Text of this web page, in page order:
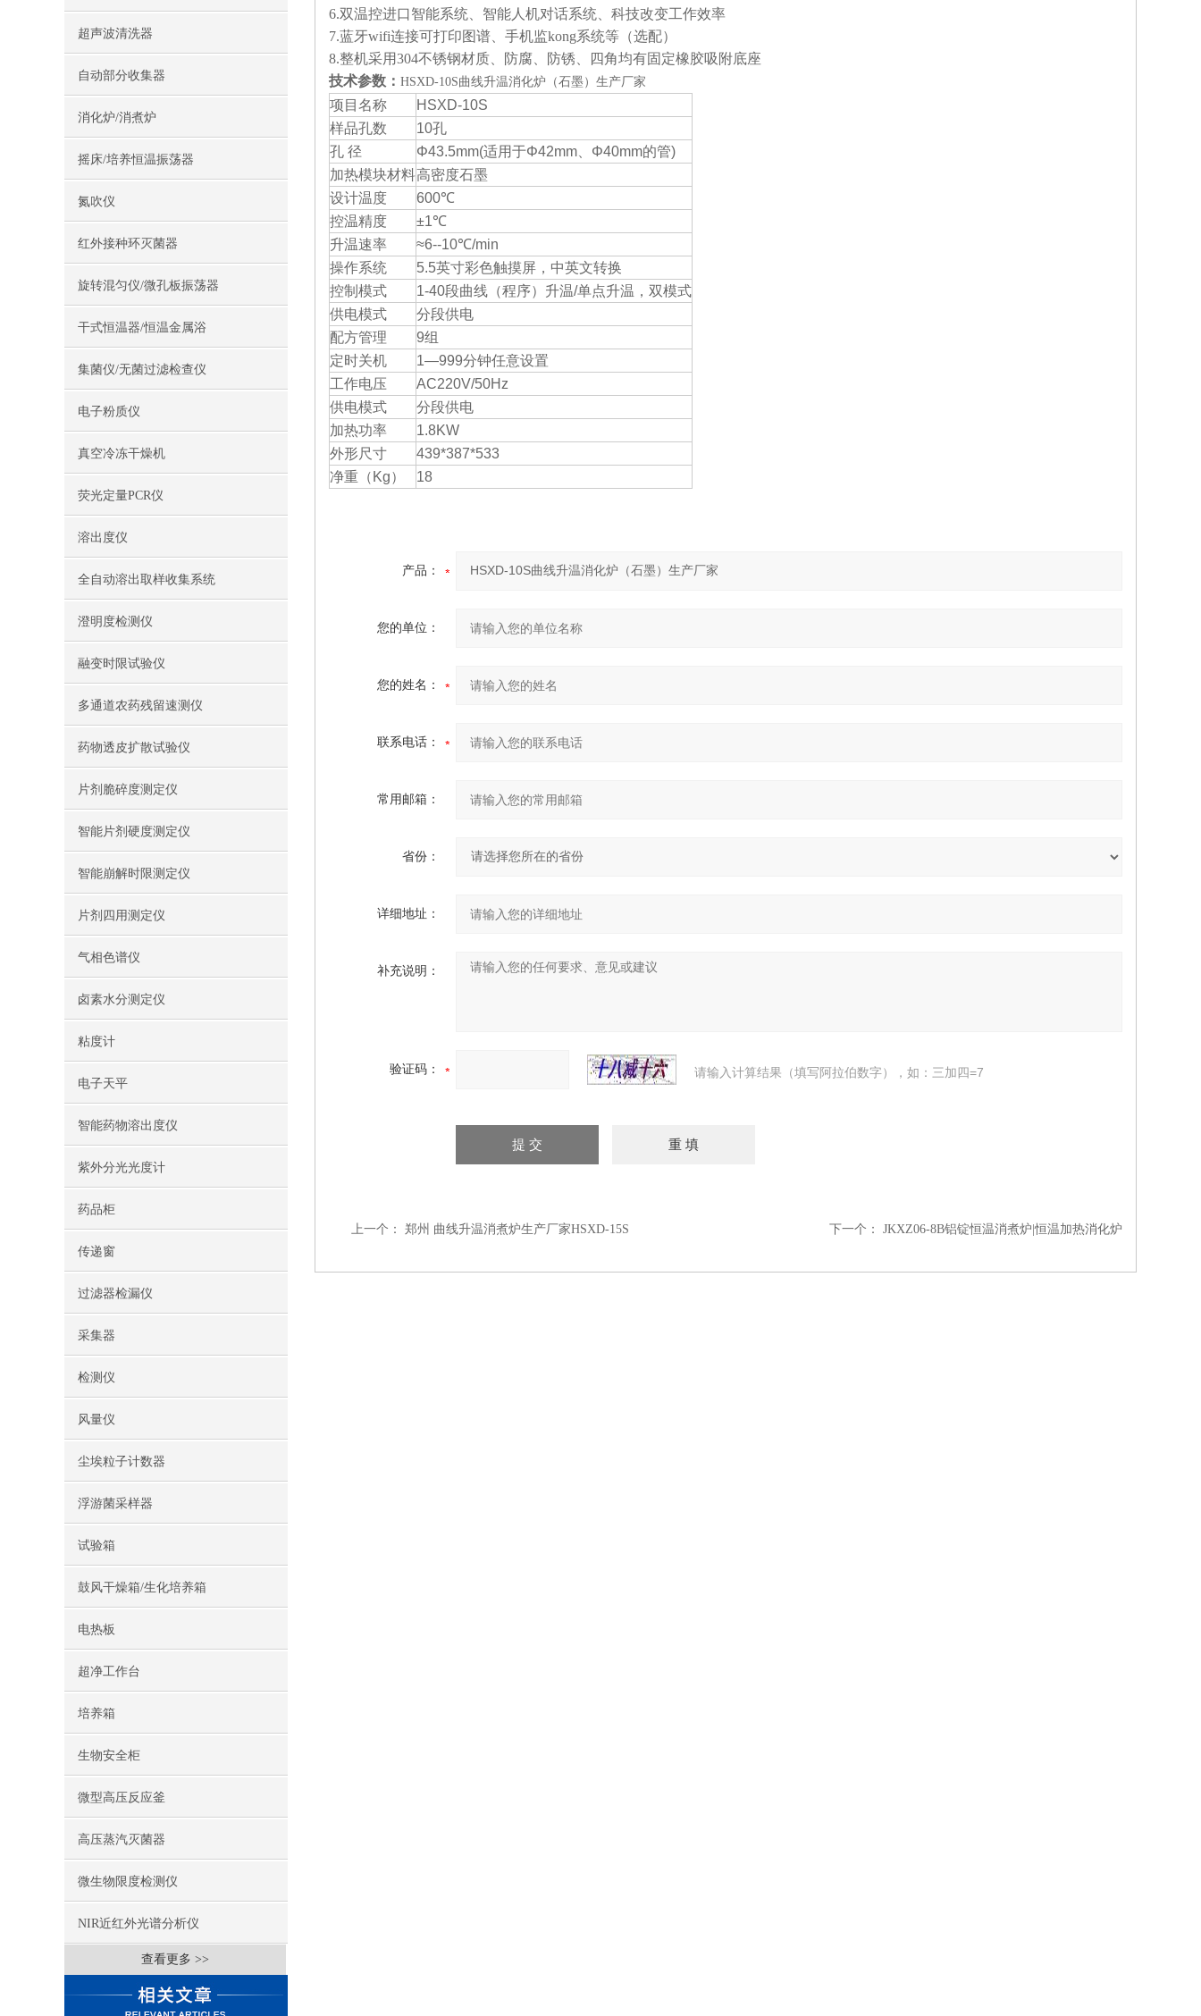
超声波清洗器
自动部分收集器
消化炉/消煮炉
摇床/培养恒温振荡器
氮吹仪
红外接种环灭菌器
旋转混匀仪/微孔板振荡器
干式恒温器/恒温金属浴
集菌仪/无菌过滤检查仪
电子粉质仪
真空冷冻干燥机
荧光定量PCR仪
溶出度仪
全自动溶出取样收集系统
澄明度检测仪
融变时限试验仪
多通道农药残留速测仪
药物透皮扩散试验仪
片剂脆碎度测定仪
智能片剂硬度测定仪
智能崩解时限测定仪
片剂四用测定仪
气相色谱仪
卤素水分测定仪
粘度计
电子天平
智能药物溶出度仪
紫外分光光度计
药品柜
传递窗
过滤器检漏仪
采集器
检测仪
风量仪
尘埃粒子计数器
浮游菌采样器
试验箱
鼓风干燥箱/生化培养箱
电热板
超净工作台
培养箱
生物安全柜
微型高压反应釜
高压蒸汽灭菌器
微生物限度检测仪
NIR近红外光谱分析仪
查看更多 >>
6.双温控进口智能系统、智能人机对话系统、科技改变工作效率
7.蓝牙wifi连接可打印图谱、手机监kong系统等（选配）
8.整机采用304不锈钢材质、防腐、防锈、
四角均有固定橡胶吸附底座
技术参数： HSXD-10S曲线升温消化炉（石墨）生产厂家
项目名称
HSXD-10S
样品孔数
10孔
孔 径
Φ43.5mm(适用于Φ42mm、Φ40mm的管)
加热模块材料高密度石墨
设计温度
600℃
控温精度
±1℃
升温速率
≈6--10℃/min
操作系统
5.5英寸彩色触摸屏，中英文转换
控制模式
1-40段曲线（程序）升温/单点升温，双模式
供电模式
分段供电
配方管理
9组
定时关机
1—999分钟任意设置
工作电压
AC220V/50Hz
供电模式
分段供电
加热功率
1.8KW
外形尺寸
439*387*533
净重（Kg）
18
产品：
您的单位：
您的姓名：
联系电话：
常用邮箱：
省份：
详细地址：
补充说明：
验证码： 请输入计算结果（填写阿拉伯数字），如：三加四=7
上一个： 郑州 曲线升温消煮炉生产厂家HSXD-15S 下一个： JKXZ06-8B铝锭恒温消煮炉|恒温加热消化炉